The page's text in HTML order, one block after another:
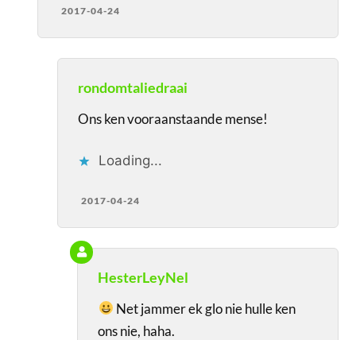
2017-04-24
rondomtaliedraai
Ons ken vooraanstaande mense!
Loading...
2017-04-24
HesterLeyNel
Net jammer ek glo nie hulle ken
ons nie, haha.